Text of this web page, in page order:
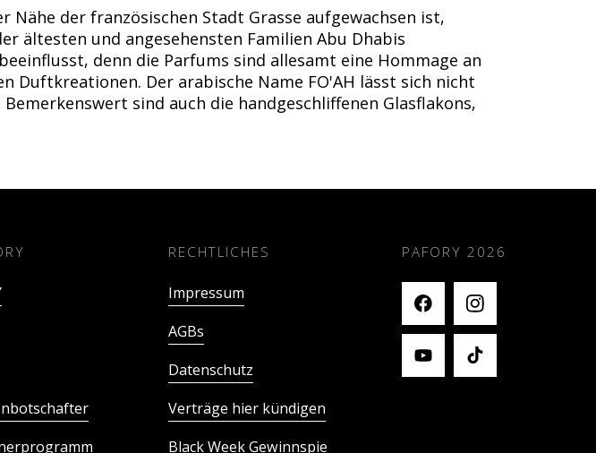
Nähe der französischen Stadt Grasse aufgewachsen ist,
ältesten und angesehensten Familien Abu Dhabis
denn die Parfums sind allesamt eine Hommage an
Duftkreationen. Der arabische Name FO'AH lässt sich nicht
sind auch die handgeschliffenen Glasflakons,
RECHTLICHES
Impressum
AGBs
Datenschutz
Verträge hier kündigen
Black Week Gewinnspie
PAFORY 2026